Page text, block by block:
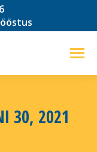
30, 2021